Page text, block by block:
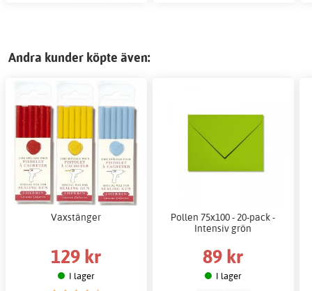
Andra kunder köpte även:
Vaxstänger
129 kr
I lager
Pollen 75x100 - 20-pack -
Intensiv grön
89 kr
I lager